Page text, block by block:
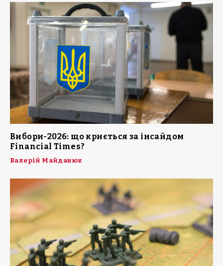
Вибори-2026: що криється за інсайдом
Financial Times?
Валерій Майданюк